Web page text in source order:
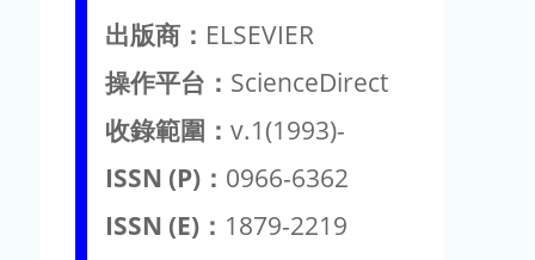
出版商： ELSEVIER
操作平台： ScienceDirect
收錄範圍： v.1(1993)-
ISSN (P)： 0966-6362
ISSN (E)： 1879-2219